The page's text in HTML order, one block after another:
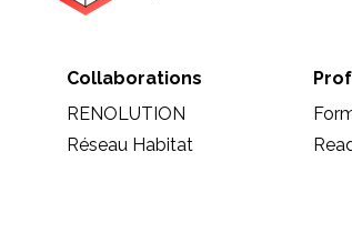
Collaborations
RENOLUTION
Réseau Habitat